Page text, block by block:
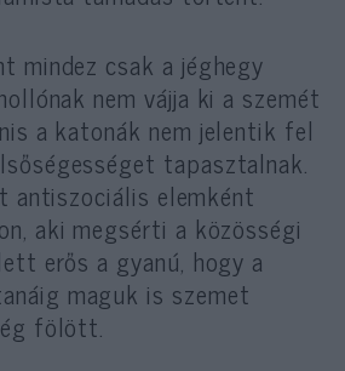
mindez csak a jéghegy
nem vájja ki a szemét
a katonák nem jelentik fel
tapasztalnak.
antiszociális elemként
aki megsérti a közösségi
erős a gyanú, hogy a
maguk is szemet
fölött.